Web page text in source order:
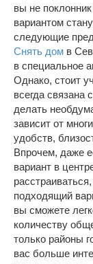
вы не
вариантом
следующие
Снять дом в
в специальное
Однако, стоит
всегда связана
делать
зависит от
удобств,
Впрочем, даже
вариант в
подходящий
вы сможете
количеству
только районы
вас больше